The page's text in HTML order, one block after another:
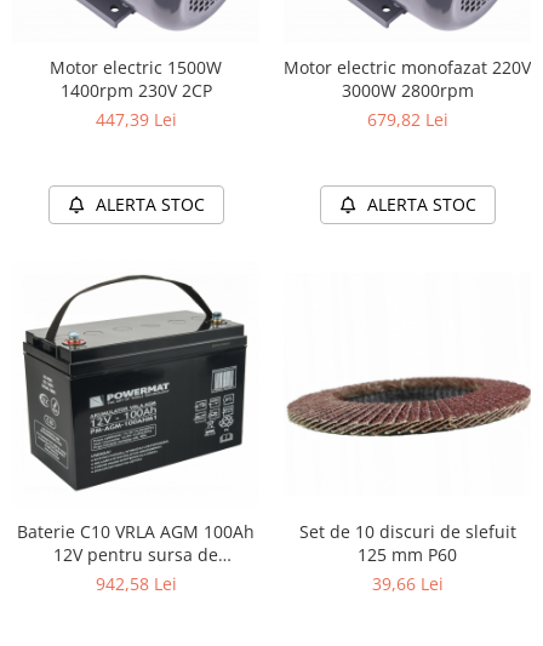
Motor electric 1500W
1400rpm 230V 2CP
447,39 Lei
ALERTA STOC
Motor electric monofazat 220V
3000W 2800rpm
679,82 Lei
ALERTA STOC
Baterie C10 VRLA AGM 100Ah
12V pentru sursa de
alimentare, UPS, sisteme
942,58 Lei
Set de 10 discuri de slefuit
125 mm P60
39,66 Lei